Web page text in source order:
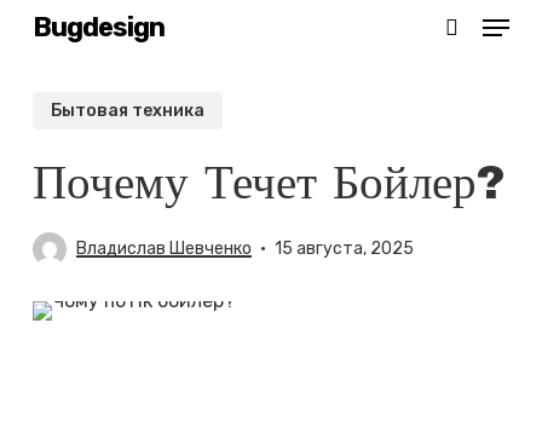
SkipBugdesign Menu
Бытовая техника
Почему Течет Бойлер?
Владислав Шевченко 15 августа, 2025